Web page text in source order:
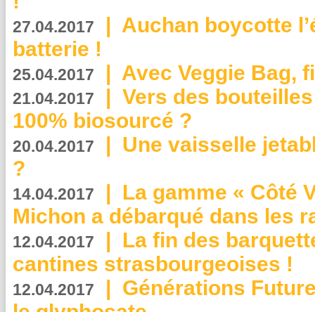
27.04.2017 | Auchan boycotte
batterie !
25.04.2017 | Avec Veggie Bag,
21.04.2017 | Vers des
100% biosourcé ?
20.04.2017 | Une vaisselle
?
14.04.2017 | La gamme « Côté
Michon a débarqué dans les
12.04.2017 | La fin des
cantines strasbourgeoises !
12.04.2017 | Générations